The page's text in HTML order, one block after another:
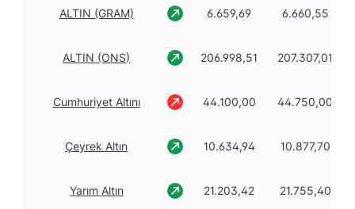
ALTIN (GRAM) 6.659,69 6.660,55
ALTIN (ONS) 206.998,51 207.307,01
Cumhuriyet Altını 44.100,00 44.750,00
Çeyrek Altın 10.634,94 10.877,70
Yarım Altın 21.203,42 21.755,40